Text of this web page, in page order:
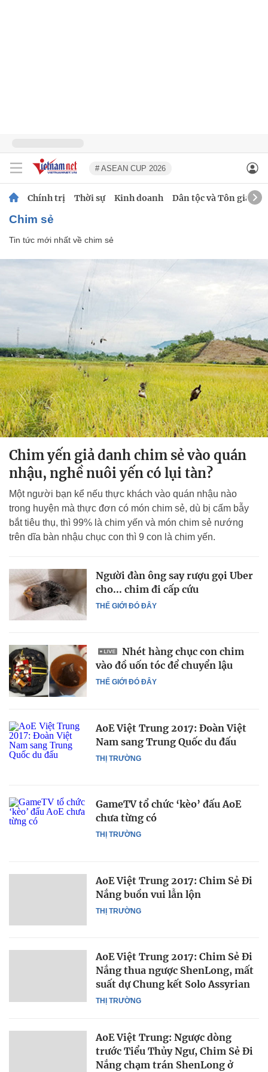
# ASEAN CUP 2026
Chính trị Thời sự Kinh doanh Dân tộc và Tôn giáo
chim sẻ
Tin tức mới nhất về chim sẻ
Chim yến giả danh chim sẻ vào quán
nhậu, nghề nuôi yến có lụi tàn?
Một người bạn kể nếu thực khách vào quán nhậu nào
trong huyện mà thực đơn có món chim sẻ, dù bị cấm bẫy
bắt tiêu thụ, thì 99% là chim yến và món chim sẻ nướng
trên dĩa bàn nhậu chục con thì 9 con là chim yến.
THẾ GIỚI ĐÓ ĐÂY
Người đàn ông say rượu gọi Uber
cho... chim đi cấp cứu
THẾ GIỚI ĐÓ ĐÂY
Nhét hàng chục con chim
vào đồ uốn tóc để chuyển lậu
THỊ TRƯỜNG
AoE Việt Trung 2017: Đoàn Việt
Nam sang Trung Quốc du đấu
THỊ TRƯỜNG
GameTV tổ chức ‘kèo’ đấu AoE
chưa từng có
THỊ TRƯỜNG
AoE Việt Trung 2017: Chim Sẻ Đi
Nắng buồn vui lẫn lộn
THỊ TRƯỜNG
AoE Việt Trung 2017: Chim Sẻ Đi
Nắng thua ngược ShenLong, mất
suất dự Chung kết Solo Assyrian
AoE Việt Trung: Ngược dòng
trước Tiểu Thủy Ngư, Chim Sẻ Đi
Nắng chạm trán ShenLong ở